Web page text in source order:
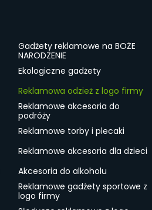
Gadżety reklamowe na BOŻE
NARODZENIE
Ekologiczne gadżety
Reklamowa odzież z logo firmy
Reklamowe akcesoria do
podróży
Reklamowe torby i plecaki
Reklamowe akcesoria dla dzieci
Akcesoria do alkoholu
Reklamowe gadżety sportowe z
logo firmy